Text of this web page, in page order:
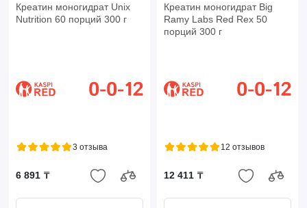
Креатин моногидрат Unix
Nutrition 60 порций 300 г
3 отзыва
6 891 ₸
Креатин моногидрат Big
Ramy Labs Red Rex 50
порций 300 г
12 отзывов
12 411 ₸